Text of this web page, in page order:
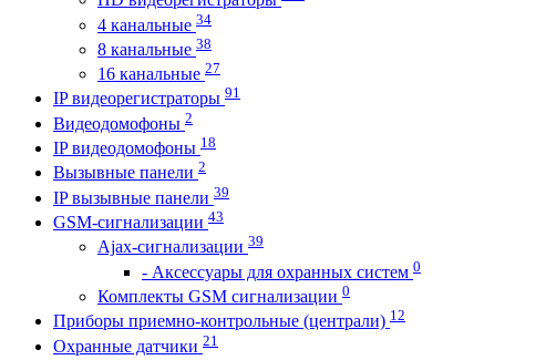
4 канальные 34
8 канальные 38
16 канальные 27
IP видеорегистраторы 91
Видеодомофоны 2
IP видеодомофоны 18
Вызывные панели 2
IP вызывные панели 39
GSM-сигнализации 43
Ajax-сигнализации 39
- Аксессуары для охранных систем 0
Комплекты GSM сигнализации 0
Приборы приемно-контрольные (централи) 12
Охранные датчики 21